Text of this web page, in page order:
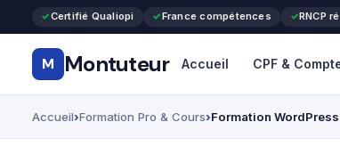
Certifié Qualiopi France compétences RNCP
M Montuteur Accueil CPF &
Accueil Formation Pro & Cours Formation